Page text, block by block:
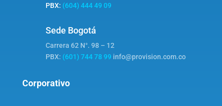
PBX: (604) 444 49 09
Sede Bogotá
Carrera 62 N°. 98 – 12
PBX: (601) 744 78 99 info@provision.com.co
Corporativo